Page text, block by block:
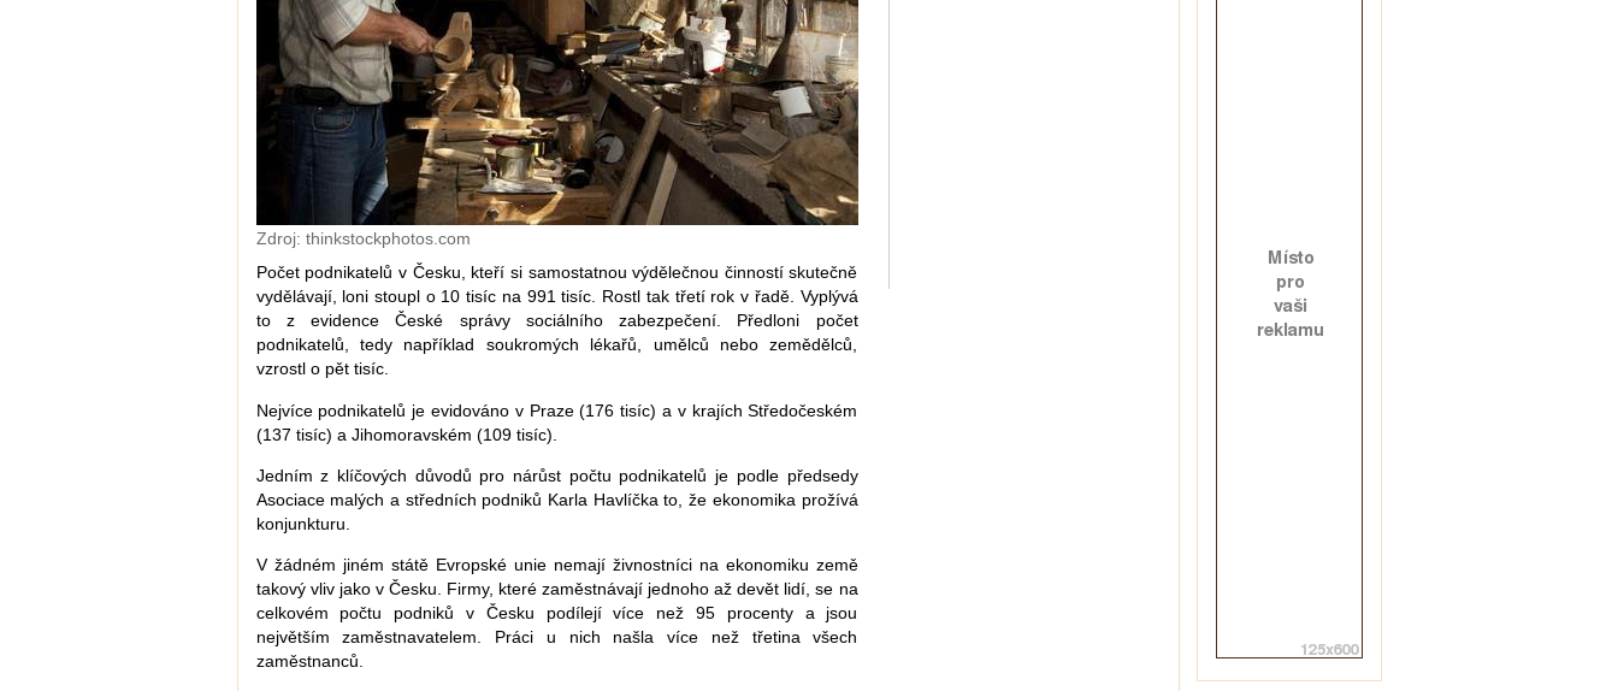
Zdroj: thinkstockphotos.com
Počet podnikatelů v Česku, kteří si samostatnou výdělečnou činností skutečně
vydělávají, loni stoupl o 10 tisíc na 991 tisíc. Rostl tak třetí rok v řadě. Vyplývá
to z evidence České správy sociálního zabezpečení. Předloni počet
podnikatelů, tedy například soukromých lékařů, umělců nebo zemědělců,
vzrostl o pět tisíc.
Nejvíce podnikatelů je evidováno v Praze (176 tisíc) a v krajích Středočeském
(137 tisíc) a Jihomoravském (109 tisíc).
Jedním z klíčových důvodů pro nárůst počtu podnikatelů je podle předsedy
Asociace malých a středních podniků Karla Havlíčka to, že ekonomika prožívá
konjunkturu.
V žádném jiném státě Evropské unie nemají živnostníci na ekonomiku země
takový vliv jako v Česku. Firmy, které zaměstnávají jednoho až devět lidí, se na
celkovém počtu podniků v Česku podílejí více než 95 procenty a jsou
největším zaměstnavatelem. Práci u nich našla více než třetina všech
zaměstnanců.